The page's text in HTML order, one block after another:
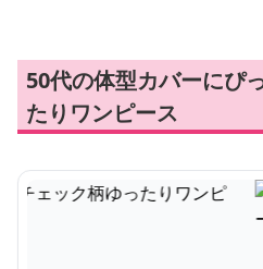
50代の体型カバーにぴ
たりワンピース